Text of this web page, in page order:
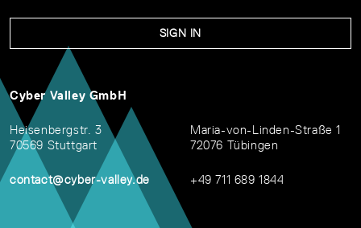
SIGN IN
Cyber Valley GmbH
Heisenbergstr. 3
70569 Stuttgart
contact@cyber-valley.de
Maria-von-Linden-Straße 1
72076 Tübingen
+49 711 689 1844